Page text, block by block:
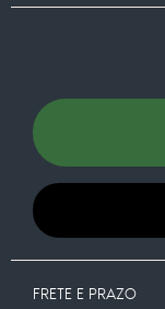
FRETE E PRAZO